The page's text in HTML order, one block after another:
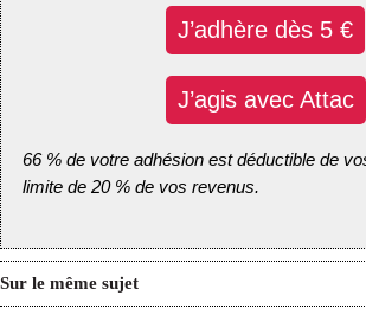
J’adhère dès 5 €
J’agis avec Attac
66 % de votre adhésion est déductible de
limite de 20 % de vos revenus.
Sur le même sujet